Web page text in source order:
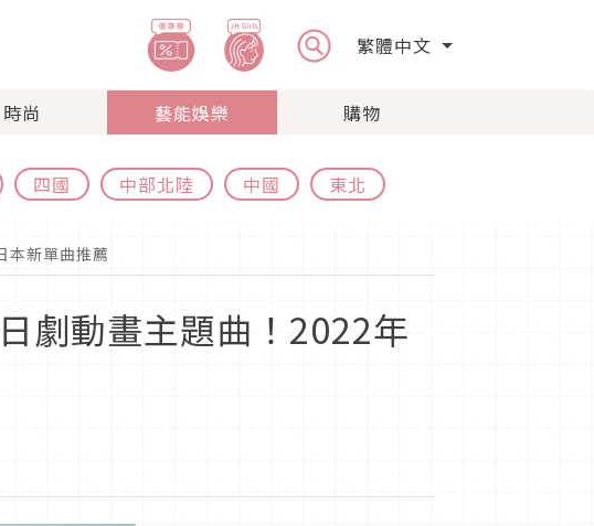
繁體中文
時尚 藝能娛樂 購物
四國 中部北陸 中國 東北
本新單曲推薦
劇動畫主題曲！2022年